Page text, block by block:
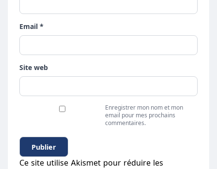
Email *
Site web
Enregistrer mon nom et mon
email pour mes prochains
commentaires.
Ce site utilise Akismet pour réduire les